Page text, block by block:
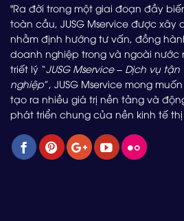
"Ra đời trong một giai đoạn đầy
toàn cầu, JUSG Mservice được xây
nhằm định hướng tư vấn, đồng
doanh nghiệp trong và ngoài nước
triết lý “JUSG Mservice – Dịch vụ
nghiệp”, JUSG Mservice mong
tạo ra nhiều giá trị nền tảng và
phát triển chung của nền kinh tế thị